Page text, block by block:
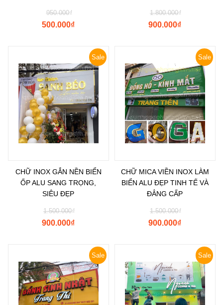
₫
950.000
₫
500.000
₫
1.800.000
₫
900.000
Sale
CHỮ INOX GẮN NỀN BIỂN
ỐP ALU SANG TRỌNG,
SIÊU ĐẸP
₫
1.500.000
₫
900.000
Sale
CHỮ MICA VIỀN INOX LÀM
BIỂN ALU ĐẸP TINH TẾ VÀ
ĐẲNG CẤP
₫
1.500.000
₫
900.000
Sale Sale